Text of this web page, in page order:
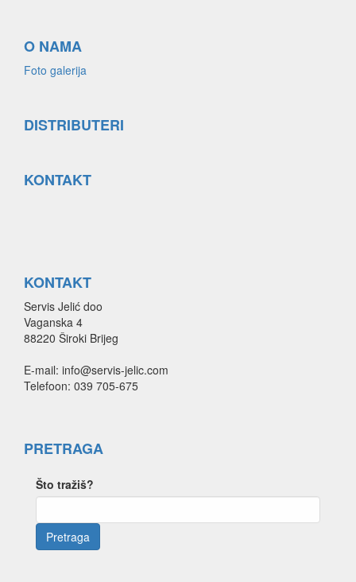
O NAMA
Foto galerija
DISTRIBUTERI
KONTAKT
KONTAKT
Servis Jelić doo
Vaganska 4
88220 Široki Brijeg
E-mail: info@servis-jelic.com
Telefoon: 039 705-675
PRETRAGA
Što tražiš?